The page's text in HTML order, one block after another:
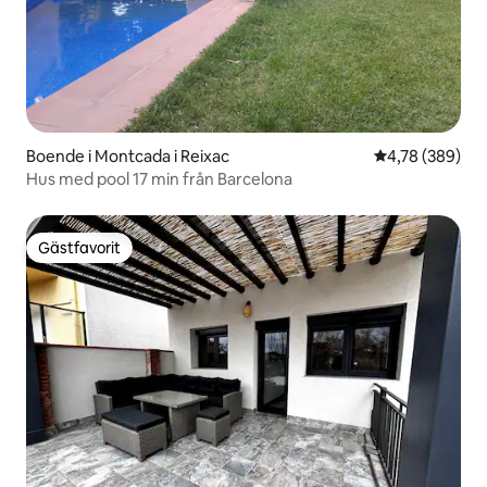
Boende i Montcada i Reixac 4,78 av 5 i
4,78 (389)
Hus med pool 17 min från Barcelona
Gästfavorit
Gästfavorit